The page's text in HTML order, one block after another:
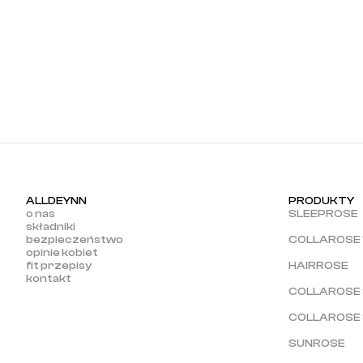
ALLDEYNN
o nas
składniki
bezpieczeństwo
opinie kobiet
fit przepisy
kontakt
PRODUKTY
SLEEPROSE
HAIRROSE
COLLAROSE
SUNROSE